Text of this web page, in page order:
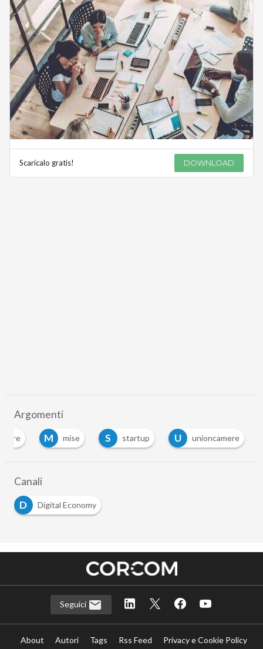
Scaricalo gratis! DOWNLOAD
Argomenti
M mise S startup U unioncamere
Canali
D
Digital Economy
Seguici
About Autori Tags Rss Feed
Privacy e Cookie Policy